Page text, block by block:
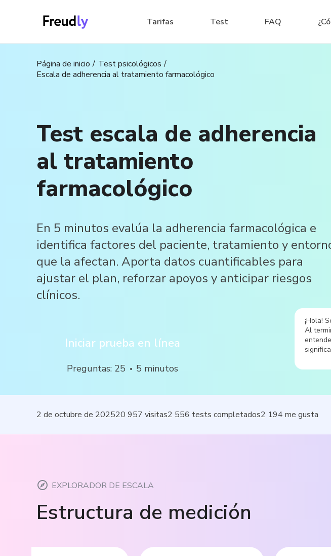
Tarifas Test FAQ
Página de inicio
Test psicológicos
Escala de adherencia al tratamiento farmacológico
Test escala de adherencia
al tratamiento
farmacológico
En 5 minutos evalúa la adherencia farmacológica e
identifica factores del paciente, tratamiento y
que la afectan. Aporta datos cuantificables para
ajustar el plan, reforzar apoyos y anticipar riesgos
clínicos.
Iniciar prueba en línea
Preguntas: 25 5 minutos
¡Hola!
Al
2 de octubre de 202520 957 visitas2 556 tests completados2 194 me gusta
EXPLORADOR DE ESCALA
Estructura de medición